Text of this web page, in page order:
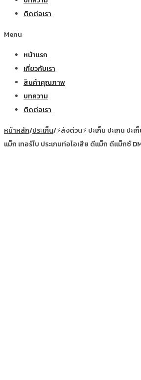
ติดต่อเรา
Menu
หน้าแรก
เกี่ยวกับเรา
สินค้าคุณภาพ
บทความ
ติดต่อเรา
หน้าหลัก/ประเก็น/⚡ส่งด่วน⚡ ปะเก็น ปะเกน ปะ
แม็ก เทอร์โบ ประเกนท่อไอเสีย ดีแม็ก ดีแม็กซ์